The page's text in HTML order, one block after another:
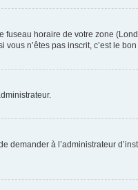
horaire de votre zone
n’êtes pas inscrit, c’est le
à l’administrateur